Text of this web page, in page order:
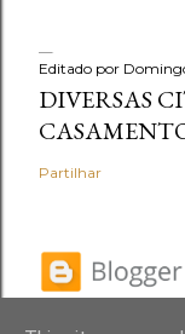
Editado por
DIVERSAS
Partilhar